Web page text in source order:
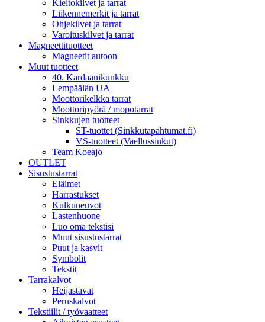
Kieltokilvet ja tarrat
Liikennemerkit ja tarrat
Ohjekilvet ja tarrat
Varoituskilvet ja tarrat
Magneettituotteet
Magneetit autoon
Muut tuotteet
40. Kardaanikunkku
Lempäälän UA
Moottorikelkka tarrat
Moottoripyörä / mopotarrat
Sinkkujen tuotteet
ST-tuottet (Sinkkutapahtumat.fi)
VS-tuotteet (Vaellussinkut)
Team Koeajo
OUTLET
Sisustustarrat
Eläimet
Harrastukset
Kulkuneuvot
Lastenhuone
Luo oma tekstisi
Muut sisustustarrat
Puut ja kasvit
Symbolit
Tekstit
Tarrakalvot
Heijastavat
Peruskalvot
Tekstiilit / työvaatteet